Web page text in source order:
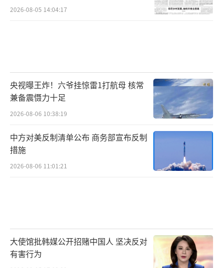
2026-08-05 14:04:17
央视曝王炸！六爷挂惊雷1打航母 核常
兼备震慑力十足
2026-08-06 10:38:19
中方对美反制清单公布 商务部宣布反制
措施
2026-08-06 11:01:21
大使馆批韩媒公开招赌中国人 坚决反对
有害行为